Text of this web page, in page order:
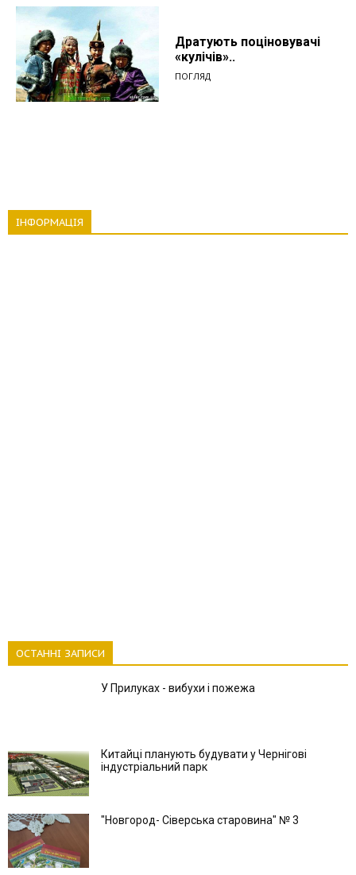
Дратують поціновувачі
«кулічів»..
ПОГЛЯД
ІНФОРМАЦІЯ
ОСТАННІ ЗАПИСИ
У Прилуках - вибухи і пожежа
Китайці планують будувати у Чернігові
індустріальний парк
"Новгород- Сіверська старовина" № 3